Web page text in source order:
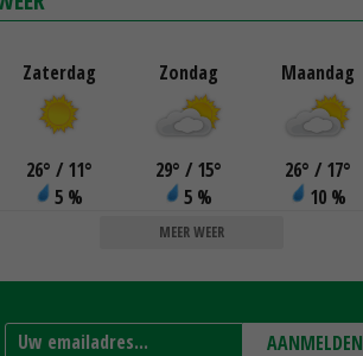
Zaterdag
26° / 11°
5 %
Zondag
29° / 15°
5 %
Maandag
26° / 17°
10 %
MEER WEER
AANMELDEN